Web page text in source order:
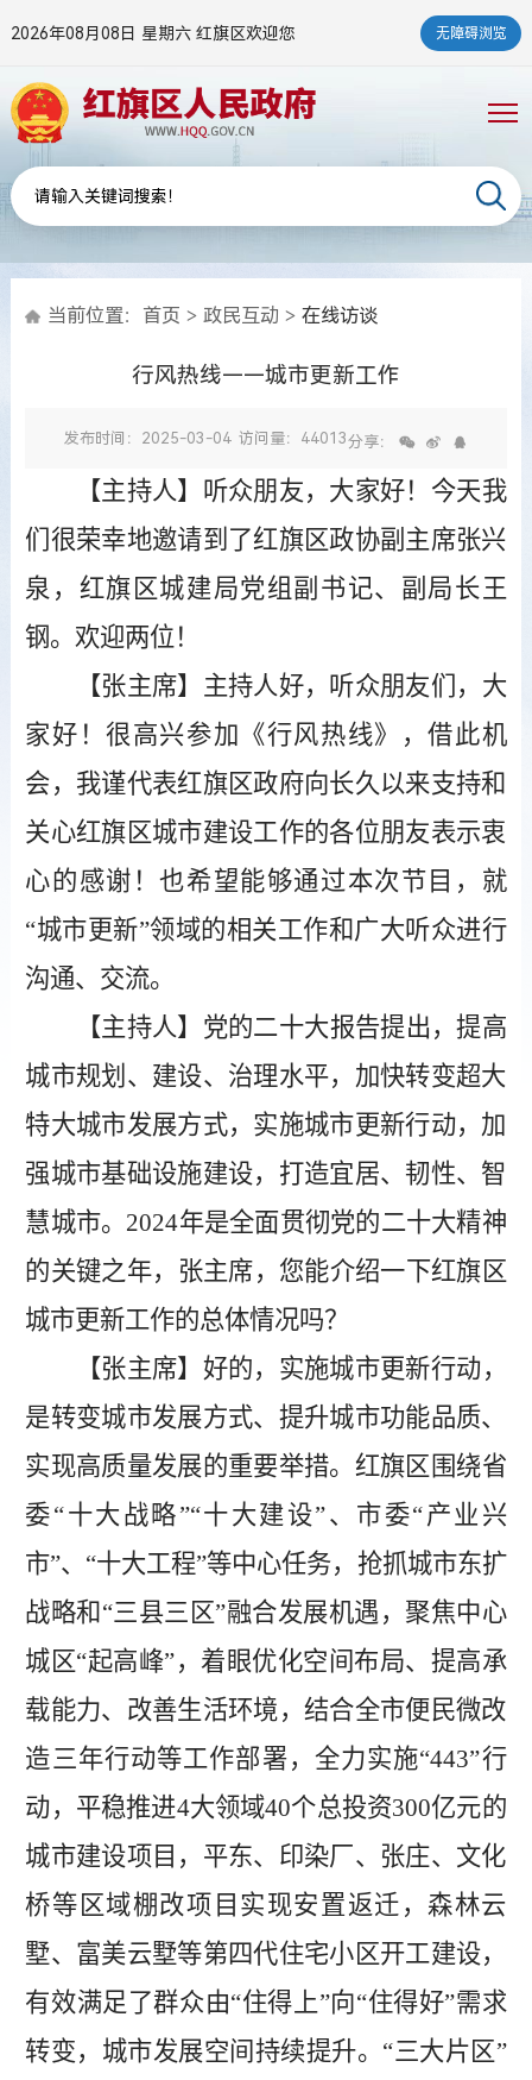
2026年08月08日 星期六红旗区欢迎您 无障碍浏览
当前位置： 首页 > 政民互动 > 在线访谈
行风热线——城市更新工作
发布时间：2025-03-04 访问量：44013分享：
【主持人】听众朋友，大家好！今天我
们很荣幸地邀请到了红旗区政协副主席张兴
泉， 红旗区城建局党组副书记、副局长王
钢。欢迎两位！
【张主席】主持人好，听众朋友们，大
家好！很高兴参加 《行风热线》
，借此机
会，我谨代表红旗区政府向长久以来支持和
关心红旗区城市建设工作的各位朋友表示衷
心的感谢 ！也希望能够通过本次节目，就
“城市更新”领域的相关工作和广大听众进行
沟通、交流。
【主持人】 党的二十大报告提出，提高
城市规划、建设、治理水平，加快转变超大
特大城市发展方式，实施城市更新行动，加
强城市基础设施建设，打造宜居、韧性、智
慧城市。 2024年是全面贯彻党的二十大精神
的关键之年，
张主席，您能介绍一下红旗区
城市更新工作的总体情况吗？
【张主席】好的，实施城市更新行动，
是转变城市发展方式、提升城市功能品质、
实现高质量发展的重要举措。红旗区围绕省
委“十大战略”“十大建设”、市委“产业兴
市”、“十大工程”等中心任务， 抢抓城市东扩
战略和 “三县三区”融合发展机遇，聚焦中心
城区“起高峰”，着眼优化空间布局、提高承
载能力、改善生活环境，结合全市便民微改
造三年行动等工作部署，全力实施“443”行
动，平稳推进4大领域40个总投资300亿元的
城市建设项目，平东、印染厂、张庄、文化
桥等区域棚改项目实现安置返迁，森林云
墅、富美云墅等第四代住宅小区开工建设，
有效满足了群众由“住得上”向“住得好”需求
转变， 城市发展空间持续提升。 “三大片区”